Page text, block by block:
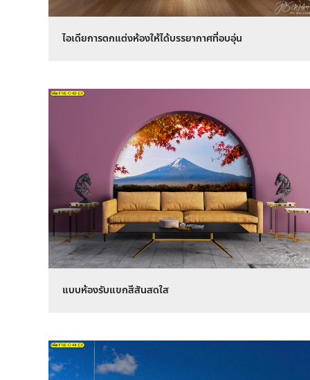
ไอเดียการตกแต่งห้องให้ได้บรรยากาศที่อบอุ่น
แบบห้องรับแขกสีสันสดใส